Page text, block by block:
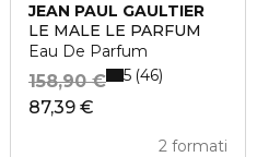
JEAN PAUL GAULTIER
LE MALE LE PARFUM
Eau De Parfum
87,39 €
158,90 €
2 formati
5 46